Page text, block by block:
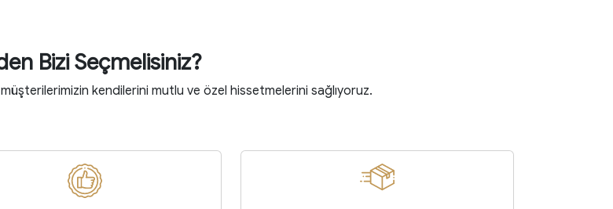
Bizi Seçmelisiniz?
müşterilerimizin kendilerini mutlu ve özel hissetmelerini sağlıyoruz.